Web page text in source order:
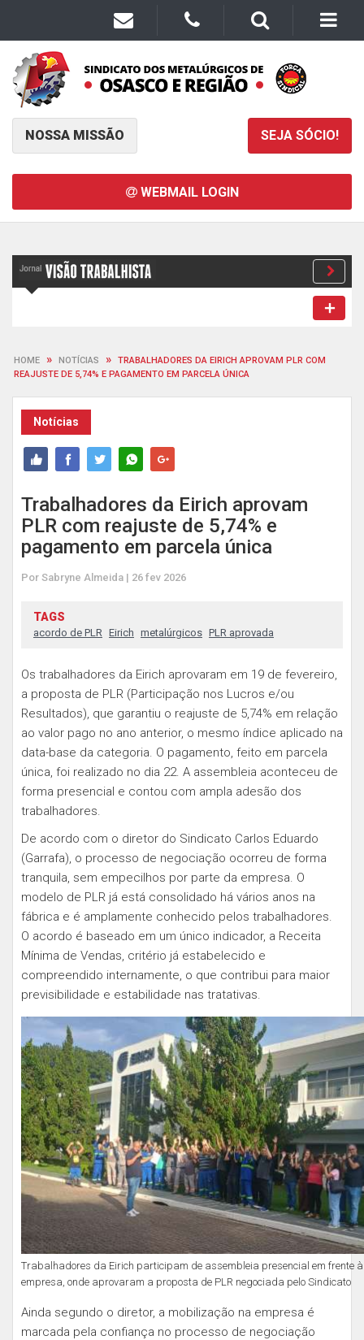
NOSSA MISSÃO SEJA SÓCIO!
WEBMAIL LOGIN
HOME » NOTÍCIAS »
TRABALHADORES DA EIRICH APROVAM PLR COM
REAJUSTE DE 5,74% E PAGAMENTO EM PARCELA ÚNICA
Notícias
Trabalhadores da Eirich aprovam
PLR com reajuste de 5,74% e
pagamento em parcela única
Por Sabryne Almeida | 26 fev 2026
TAGS
acordo de PLR Eirich metalúrgicos PLR aprovada
Os trabalhadores da Eirich aprovaram em 19 de fevereiro,
a proposta de PLR (Participação nos Lucros e/ou
Resultados), que garantiu o reajuste de 5,74% em relação
ao valor pago no ano anterior, o mesmo índice aplicado na
data-base da categoria. O pagamento, feito em parcela
única, foi realizado no dia 22. A assembleia aconteceu de
forma presencial e contou com ampla adesão dos
trabalhadores.
De acordo com o diretor do Sindicato Carlos Eduardo
(Garrafa), o processo de negociação ocorreu de forma
tranquila, sem empecilhos por parte da empresa. O
modelo de PLR já está consolidado há vários anos na
fábrica e é amplamente conhecido pelos trabalhadores.
O acordo é baseado em um único indicador, a Receita
Mínima de Vendas, critério já estabelecido e
compreendido internamente, o que contribui para maior
previsibilidade e estabilidade nas tratativas.
Trabalhadores da Eirich participam de assembleia presencial em frente
empresa, onde aprovaram a proposta de PLR negociada pelo Sindicato
Ainda segundo o diretor, a mobilização na empresa é
marcada pela confiança no processo de negociação